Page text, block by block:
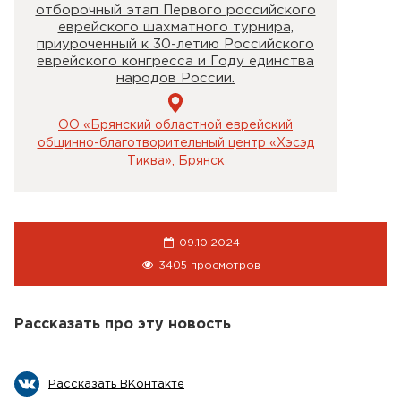
отборочный этап Первого российского
еврейского шахматного турнира,
приуроченный к 30-летию Российского
еврейского конгресса и Году единства
народов России.
ОО «Брянский областной еврейский
общинно-благотворительный центр «Хэсэд
Тиква», Брянск
09.10.2024
3405 просмотров
Рассказать про эту новость
Рассказать ВКонтакте